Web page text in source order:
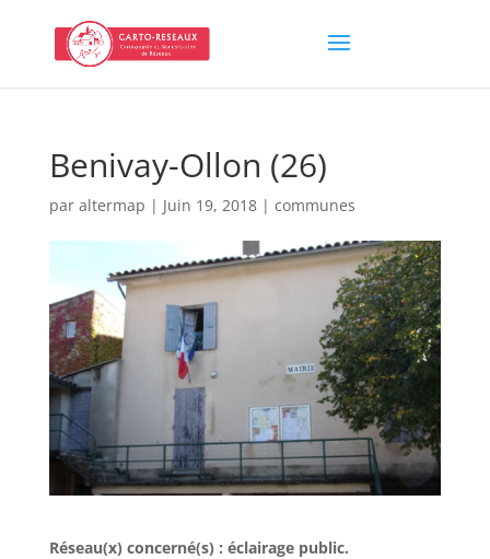
Benivay-Ollon (26)
par altermap | Juin 19, 2018| communes
Réseau(x) concerné(s) : éclairage public.